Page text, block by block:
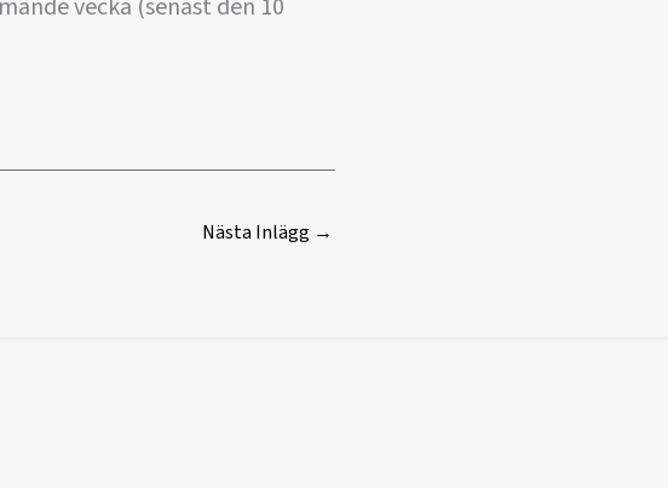
vecka (senast den 10
Nästa Inlägg →